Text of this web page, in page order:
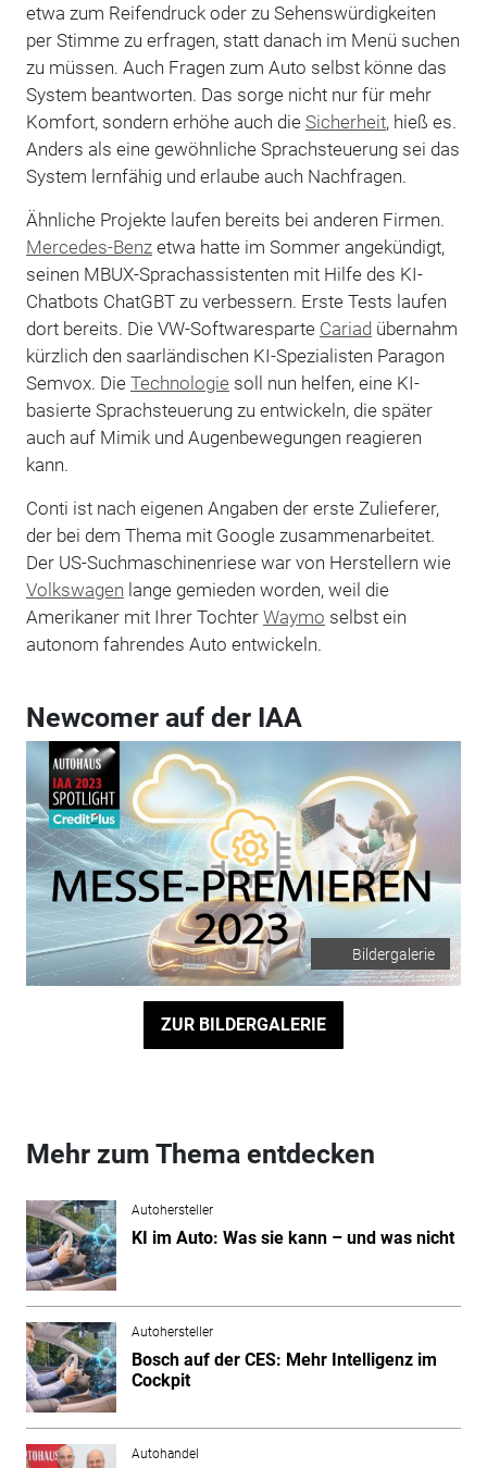
etwa zum Reifendruck oder zu Sehenswürdigkeiten
per Stimme zu erfragen, statt danach im Menü suchen
zu müssen. Auch Fragen zum Auto selbst könne das
System beantworten. Das sorge nicht nur für mehr
Komfort, sondern erhöhe auch die Sicherheit, hieß es.
Anders als eine gewöhnliche Sprachsteuerung sei das
System lernfähig und erlaube auch Nachfragen.
Ähnliche Projekte laufen bereits bei anderen Firmen.
Mercedes-Benzetwa hatte im Sommer angekündigt,
seinen MBUX-Sprachassistenten mit Hilfe des KI-
Chatbots ChatGBT zu verbessern. Erste Tests laufen
dort bereits. Die VW-Softwaresparte Cariad übernahm
kürzlich den saarländischen KI-Spezialisten Paragon
Semvox. Die Technologie soll nun helfen, eine KI-
basierte Sprachsteuerung zu entwickeln, die später
auch auf Mimik und Augenbewegungen reagieren
kann.
Conti ist nach eigenen Angaben der erste Zulieferer,
der bei dem Thema mit Google zusammenarbeitet.
Der US-Suchmaschinenriese war von Herstellern wie
Volkswagen lange gemieden worden, weil die
Amerikaner mit Ihrer Tochter Waymo selbst ein
autonom fahrendes Auto entwickeln.
Newcomer auf der IAA
Bildergalerie
ZUR BILDERGALERIE
Mehr zum Thema entdecken
Autohersteller
KI im Auto: Was sie kann – und was nicht
Autohersteller
Bosch auf der CES: Mehr Intelligenz im
Cockpit
Autohandel